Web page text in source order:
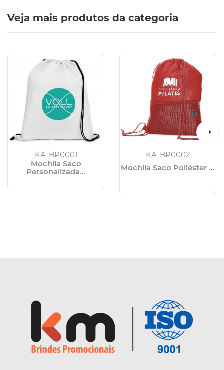
Veja mais produtos da categoria
KA-BP0001
Mochila Saco
Personalizada...
KA-BP0002
Mochila Saco Poliéster ...